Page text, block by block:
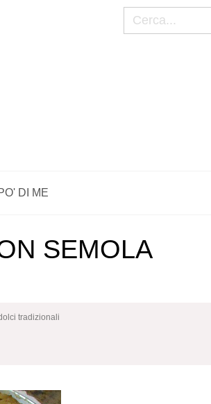
DI ME
SEMOLA
tradizionali